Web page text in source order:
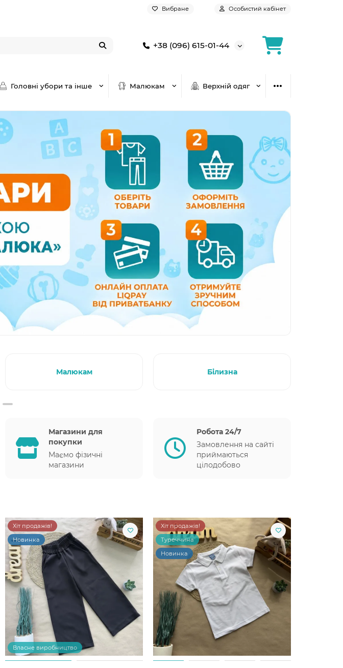
Вибране Особистий кабінет
+38 (096) 615-01-44
Головні убори та інше Малюкам Верхній одяг
Малюкам Білизна
Магазини для
покупки
Маємо фізичні
магазини
Робота 24/7
Замовлення на сайті
приймаються
цілодобово
Хіт продажів!
Новинка
Власне виробництво
Хіт продажів!
Туреччина
Новинка